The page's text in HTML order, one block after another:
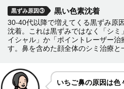
黒ずみ原因③ 黒い色素沈着
30-40代以降で増えてくる黒ずみ原
沈着。これは黒ずみではなく「シミ
イシャル」か「ポイントレーザー治
す。鼻を含めた顔全体のシミ治療と
いちご鼻の原因は色